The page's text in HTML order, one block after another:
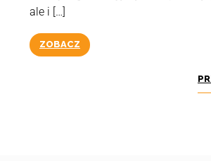
ale i […]
ZOBACZ